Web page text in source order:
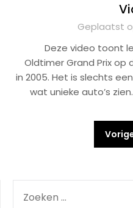
Geplaatst
Deze video toont
Oldtimer Grand Prix op
in 2005. Het is slechts
wat unieke auto’s
NAAR: